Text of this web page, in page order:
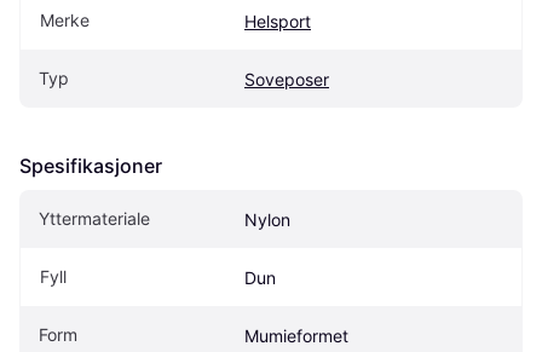
Merke Helsport
Typ Soveposer
Spesifikasjoner
Yttermateriale Nylon
Fyll Dun
Form Mumieformet